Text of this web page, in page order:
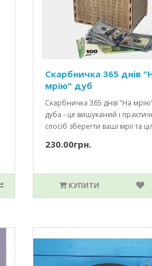
Скарбничка 365 днів
мрію" дуб
Скарбничка 365 днів "На
дуба - це вишуканий і
спосіб зберегти ваші мрії та
230.00грн.
КУПИТИ